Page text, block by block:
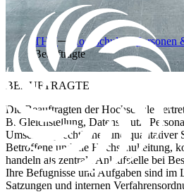
THU Hochschule
Personen
Beauftragte
BEAUFTRAGTE
Die Beauftragten der Hochschule
B. Gleichstellung, Datenschutz,
Umsetzung rechtlicher und qualitativer
Betroffene und die Hochschulleitung,
handeln als zentrale Anlaufstelle bei
Ihre Befugnisse und Aufgaben sind im
Satzungen und internen